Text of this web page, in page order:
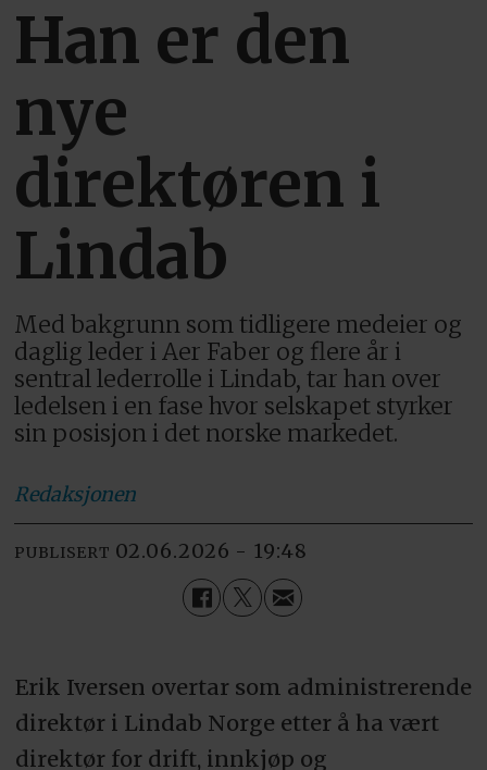
Han er den
nye
direktøren i
Lindab
Med bakgrunn som tidligere medeier og
daglig leder i Aer Faber og flere år i
sentral lederrolle i Lindab, tar han over
ledelsen i en fase hvor selskapet styrker
sin posisjon i det norske markedet.
Redaksjonen
PUBLISERT 02.06.2026 - 19:48
Erik Iversen overtar som administrerende
direktør i Lindab Norge etter å ha vært
direktør for drift, innkjøp og